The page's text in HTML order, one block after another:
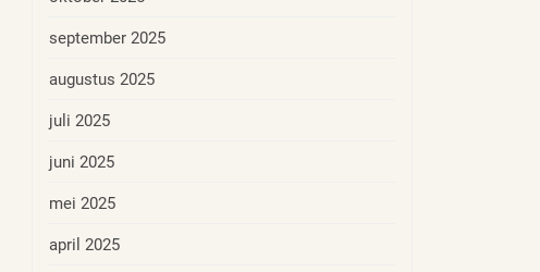
september 2025
augustus 2025
juli 2025
juni 2025
mei 2025
april 2025